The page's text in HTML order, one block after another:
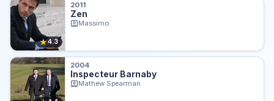
★4.3
2011
Zen
Massimo
2004
Inspecteur Barnaby
Mathew Spearman